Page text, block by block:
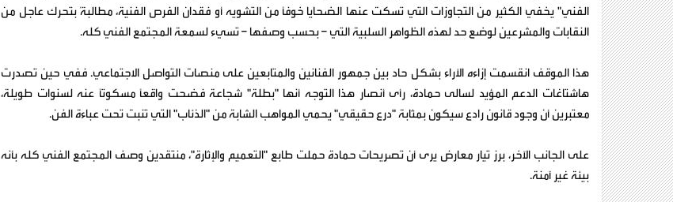
الفني" يخفي الكثير من التجاوزات التي تسكت عنها الضحايا خوفاً من التشويه أو فقدان الفرص الفنية، مطالبةً بتحرك عاجل من
النقابات والمشرعين لوضع حد لهذه الظواهر السلبية التي – بحسب وصفها – تسيء لسمعة المجتمع الفني كله.
هذا الموقف انقسمت إزاءه الآراء بشكل حاد بين جمهور الفنانين والمتابعين على منصات التواصل الاجتماعي. ففي حين تصدرت
هاشتاغات الدعم المؤيد لسالى حمادة، رأى أنصار هذا التوجه أنها "بطلة" شجاعة فضحت واقعاً مسكوتاً عنه لسنوات طويلة،
معتبرين أن وجود قانون رادع سيكون بمثابة "درع حقيقي" يحمي المواهب الشابة من "الذئاب" التي تنبت تحت عباءة الفن.
على الجانب الآخر، برز تيار معارض يرى أن تصريحات حمادة حملت طابع "التعميم والإثارة"، منتقدين وصف المجتمع الفني كله بأنه
بيئة غير آمنة.